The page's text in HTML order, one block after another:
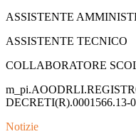
ASSISTENTE
ASSISTENTE TECNICO
COLLABORATORE
DECRETI(R).0001566.13-
Notizie